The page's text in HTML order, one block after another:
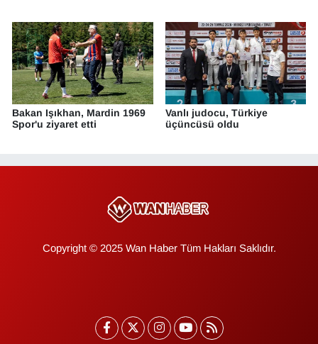
Bakan Işıkhan, Mardin 1969
Spor'u ziyaret etti
Vanlı judocu, Türkiye
üçüncüsü oldu
Copyright © 2025 Wan Haber Tüm Hakları Saklıdır.